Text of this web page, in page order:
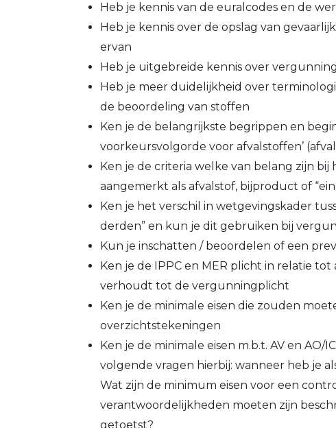
Heb je kennis van de euralcodes en de
Heb je kennis over de opslag van
ervan
Heb je uitgebreide kennis over
Heb je meer duidelijkheid over
de beoordeling van stoffen
Ken je de belangrijkste begrippen en
voorkeursvolgorde voor afvalstoffen’
Ken je de criteria welke van belang zijn
aangemerkt als afvalstof, bijproduct of
Ken je het verschil in wetgevingskader
derden” en kun je dit gebruiken bij
Kun je inschatten / beoordelen of een
Ken je de IPPC en MER plicht in relatie
verhoudt tot de vergunningplicht
Ken je de minimale eisen die zouden
overzichtstekeningen
Ken je de minimale eisen m.b.t. AV en
volgende vragen hierbij: wanneer heb je
Wat zijn de minimum eisen voor een
verantwoordelijkheden moeten zijn
getoetst?